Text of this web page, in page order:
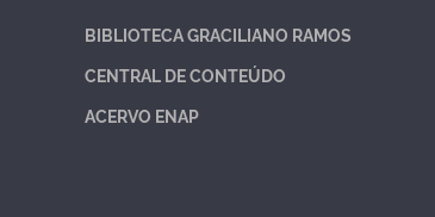
BIBLIOTECA GRACILIANO RAMOS
CENTRAL DE CONTEÚDO
ACERVO ENAP